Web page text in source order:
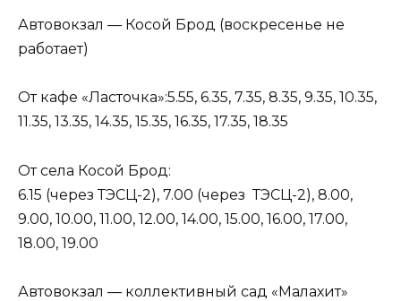
Автовокзал — Косой Брод (воскресенье не
работает)
От кафе «Ласточка»:5.55, 6.35, 7.35, 8.35, 9.35, 10.35,
11.35, 13.35, 14.35, 15.35, 16.35, 17.35, 18.35
От села Косой Брод:
6.15 (через ТЭСЦ-2), 7.00 (через ТЭСЦ-2), 8.00,
9.00, 10.00, 11.00, 12.00, 14.00, 15.00, 16.00, 17.00,
18.00, 19.00
Автовокзал — коллективный сад «Малахит»